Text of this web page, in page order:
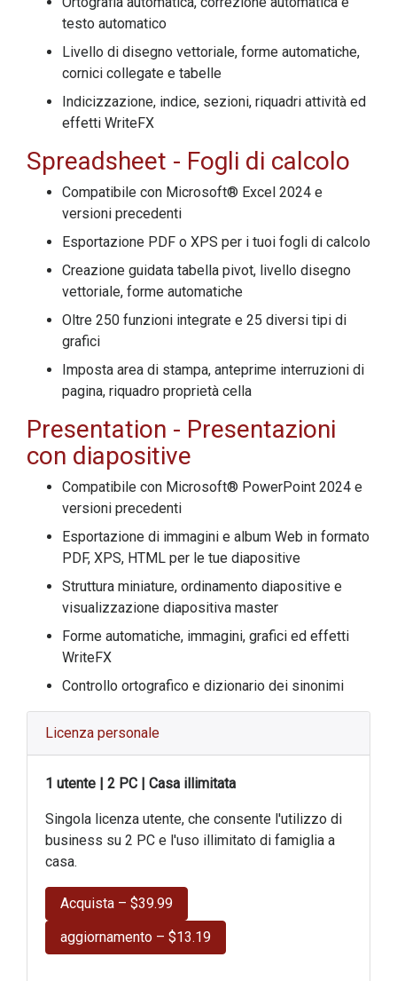
testo automatico
Livello di disegno vettoriale, forme automatiche,
cornici collegate e tabelle
Indicizzazione, indice, sezioni, riquadri attività ed
effetti WriteFX
Spreadsheet - Fogli di calcolo
Compatibile con Microsoft® Excel 2024 e
versioni precedenti
Esportazione PDF o XPS per i tuoi fogli di calcolo
Creazione guidata tabella pivot, livello disegno
vettoriale, forme automatiche
Oltre 250 funzioni integrate e 25 diversi tipi di
grafici
Imposta area di stampa, anteprime interruzioni di
pagina, riquadro proprietà cella
Presentation - Presentazioni
con diapositive
Compatibile con Microsoft® PowerPoint 2024 e
versioni precedenti
Esportazione di immagini e album Web in formato
PDF, XPS, HTML per le tue diapositive
Struttura miniature, ordinamento diapositive e
visualizzazione diapositiva master
Forme automatiche, immagini, grafici ed effetti
WriteFX
Controllo ortografico e dizionario dei sinonimi
Licenza personale
1 utente | 2 PC | Casa illimitata
Singola licenza utente, che consente l'utilizzo di
business su 2 PC e l'uso illimitato di famiglia a
casa.
Acquista – $39.99
aggiornamento – $13.19